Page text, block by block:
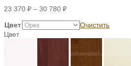
23 370 ₽ – 30 780 ₽
Цвет
Очистить
Цвет